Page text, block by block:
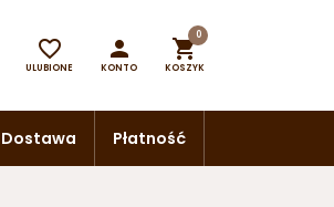

ULUBIONE

KONTO

0
KOSZYK
Dostawa Płatność